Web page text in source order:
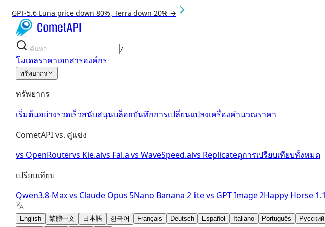
GPT-5.6 Luna price down 80%, Terra down 20% →
/
โมเดลราคาเอกสารองค์กร
ทรัพยากร
ทรัพยากร
เริ่มต้นอย่างรวดเร็วสนับสนุนบล็อกบันทึกการเปลี่ยนแปลงเครื่องคำนวณราคา
CometAPI vs. คู่แข่ง
vs OpenRoutervs Kie.aivs Fal.aivs WaveSpeed.aivs Replicateดูการเปรียบเทียบทั้งหมด
เปรียบเทียบ
Qwen3.8-Maxvs Claude Opus 5Nano Banana 2 litevs GPT Image 2Happy Horse 1.1
English 繁體中文 日本語 한국어 Français Deutsch Español Italiano Português Русский